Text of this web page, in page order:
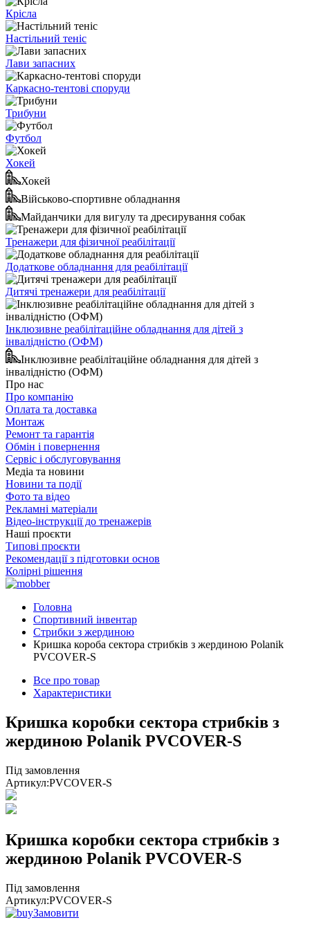
Крісла
Настільний теніс
Лави запасних
Каркасно-тентові споруди
Трибуни
Футбол
Хокей
Хокей
Військово-спортивне обладнання
Майданчики для вигулу та дресирування собак
Тренажери для фізичної реабілітації
Додаткове обладнання для реабілітації
Дитячі тренажери для реабілітації
Інклюзивне реабілітаційне обладнання для дітей з
інвалідністю (ОФМ)
Інклюзивне реабілітаційне обладнання для дітей з
інвалідністю (ОФМ)
Про нас
Про компанію
Оплата та доставка
Монтаж
Ремонт та гарантія
Обмін і повернення
Сервіс і обслуговування
Медіа та новини
Новини та події
Фото та відео
Рекламні матеріали
Відео-інструкції до тренажерів
Наші проєкти
Типові проєкти
Рекомендації з підготовки основ
Колірні рішення
Головна
Спортивний інвентар
Стрибки з жердиною
Кришка короба сектора стрибків з жердиною Polanik
PVCOVER-S
Все про товар
Характеристики
Кришка коробки сектора стрибків з
жердиною Polanik PVCOVER-S
Під замовлення
Артикул:PVCOVER-S
Кришка коробки сектора стрибків з
жердиною Polanik PVCOVER-S
Під замовлення
Артикул:PVCOVER-S
Замовити